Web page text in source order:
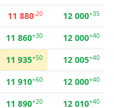
11 880-20 12 000+35
11 860+30 12 000+40
11 935+50 12 005+40
11 910+60 12 000+40
11 890+20 12 010+40